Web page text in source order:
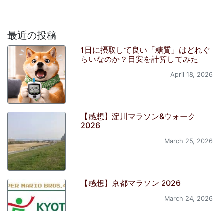
最近の投稿
1日に摂取して良い「糖質」はどれぐ
らいなのか？目安を計算してみた
April 18, 2026
【感想】淀川マラソン&ウォーク
2026
March 25, 2026
【感想】京都マラソン 2026
March 24, 2026